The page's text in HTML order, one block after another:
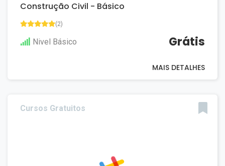
Construção Civil - Básico
(2)
Nivel Básico Grátis
MAIS DETALHES
Cursos Gratuitos